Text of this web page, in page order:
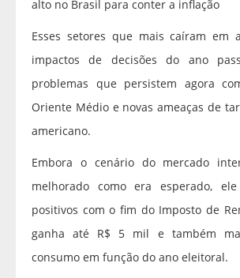
alto no Brasil para conter a inflação
Esses setores que mais caíram em
impactos de decisões do ano
problemas que persistem agora
Oriente Médio e novas ameaças de
americano.
Embora o cenário do mercado
melhorado como era esperado,
positivos com o fim do Imposto de
ganha até R$ 5 mil e também
consumo em função do ano eleitoral.